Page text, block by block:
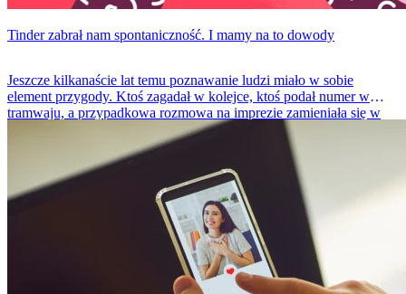
Tinder zabrał nam spontaniczność. I mamy na to dowody
Jeszcze kilkanaście lat temu poznawanie ludzi miało w sobie
element przygody. Ktoś zagadał w kolejce, ktoś podał numer w
tramwaju, a przypadkowa rozmowa na imprezie zamieniała się w
godziny spaceru. Dziś? Większość relacji zaczyna się od
przesunięcia palcem w prawo. Czy to jest problem nad którym
warto usiąść? A może to boomerska fanaberia.